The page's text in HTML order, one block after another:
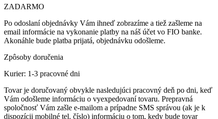
ZADARMO
Po odoslaní objednávky Vám ihneď zobrazíme a tiež zašleme na
email informácie na vykonanie platby na náš účet vo FIO banke.
Akonáhle bude platba prijatá, objednávku odošleme.
Zpôsoby doručenia
Kurier: 1-3 pracovné dni
Tovar je doručovaný obvykle nasledujúci pracovný deň po dni, keď
Vám odošleme informáciu o vyexpedovaní tovaru. Prepravná
spoločnosť Vám zašle e-mailom a prípadne SMS správou (ak je k
dispozícii mobilné tel. číslo) informáciu o tom, kedy bude tovar